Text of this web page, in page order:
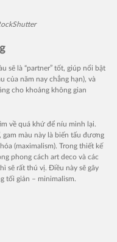
sẽ là “partner” tốt, giúp nổi bật
của năm nay chẳng hạn), và
cho khoảng không gian
về quá khứ để níu mình lại.
gam màu này là biến tấu đương
(maximalism). Trong thiết kế
phong cách art deco và các
sẽ rất thú vị. Điều này sẽ gây
tối giản – minimalism.